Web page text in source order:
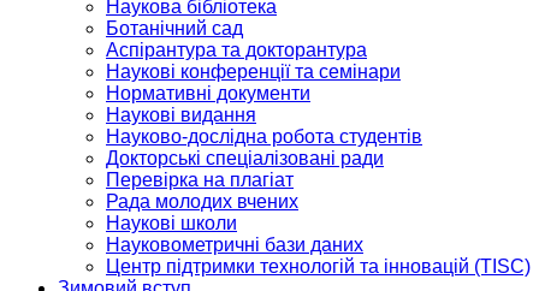
Наукова бібліотека
Ботанічний сад
Аспірантура та докторантура
Наукові конференції та семінари
Нормативні документи
Наукові видання
Науково-дослідна робота студентів
Докторські спеціалізовані ради
Перевірка на плагіат
Рада молодих вчених
Наукові школи
Науковометричні бази даних
Центр підтримки технологій та інновацій (TISC)